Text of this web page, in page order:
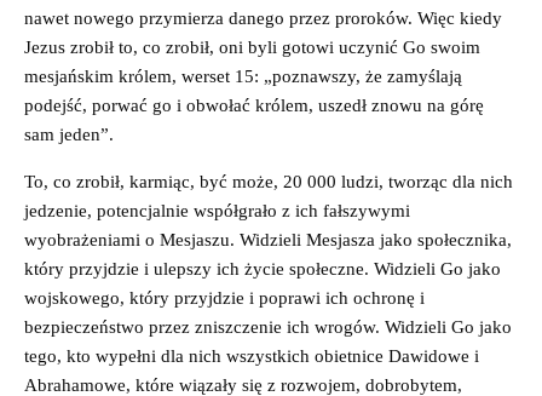
nawet nowego przymierza danego przez proroków. Więc kiedy
Jezus zrobił to, co zrobił, oni byli gotowi uczynić Go swoim
mesjańskim królem, werset 15: „poznawszy, że zamyślają
podejść, porwać go i obwołać królem, uszedł znowu na górę
sam jeden”.
To, co zrobił, karmiąc, być może, 20 000 ludzi, tworząc dla nich
jedzenie, potencjalnie współgrało z ich fałszywymi
wyobrażeniami o Mesjaszu. Widzieli Mesjasza jako społecznika,
który przyjdzie i ulepszy ich życie społeczne. Widzieli Go jako
wojskowego, który przyjdzie i poprawi ich ochronę i
bezpieczeństwo przez zniszczenie ich wrogów. Widzieli Go jako
tego, kto wypełni dla nich wszystkich obietnice Dawidowe i
Abrahamowe, które wiązały się z rozwojem, dobrobytem,